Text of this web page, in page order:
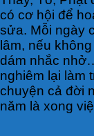
có cơ hội để
sửa. Mỗi ngày
lâm, nếu
dám nhắc
nghiêm lại làm
chuyện cả đời
năm là xong